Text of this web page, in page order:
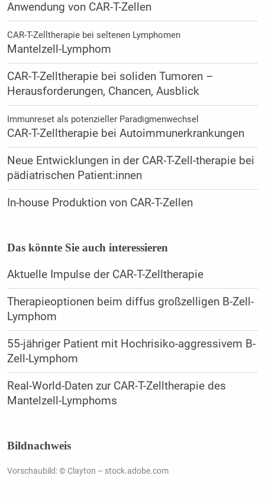
Anwendung von CAR-T-Zellen
CAR-T-Zelltherapie bei seltenen Lymphomen
Mantelzell-Lymphom
CAR-T-Zelltherapie bei soliden Tumoren –
Herausforderungen, Chancen, Ausblick
Immunreset als potenzieller Paradigmenwechsel
CAR-T-Zelltherapie bei Autoimmunerkrankungen
Neue Entwicklungen in der CAR-T-Zell-therapie bei
pädiatrischen Patient:innen
In-house Produktion von CAR-T-Zellen
Das könnte Sie auch interessieren
Aktuelle Impulse der CAR-T-Zelltherapie
Therapieoptionen beim diffus großzelligen B-Zell-
Lymphom
55-jähriger Patient mit Hochrisiko-aggressivem B-
Zell-Lymphom
Real-World-Daten zur CAR-T-Zelltherapie des
Mantelzell-Lymphoms
Bildnachweis
Vorschaubild: © Clayton – stock.adobe.com